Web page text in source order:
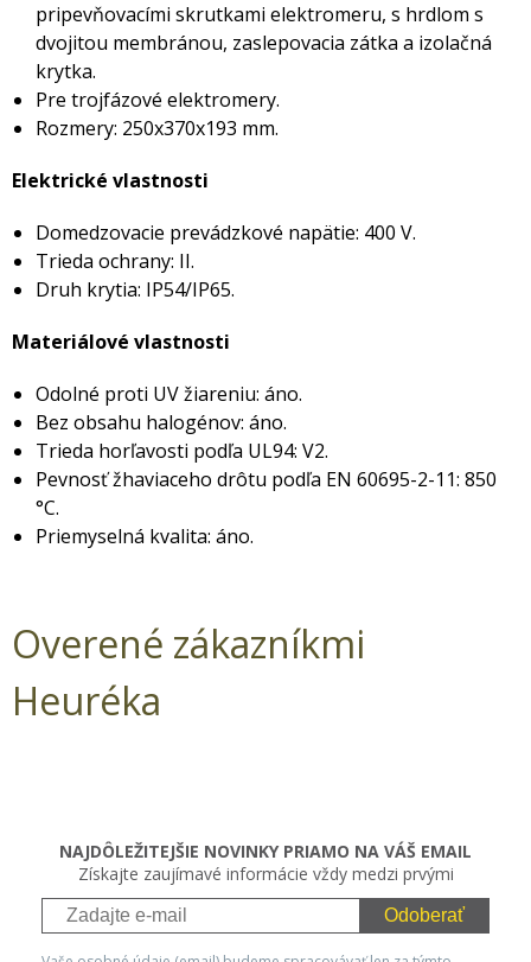
pripevňovacími skrutkami elektromeru, s hrdlom s
dvojitou membránou, zaslepovacia zátka a izolačná
krytka.
Pre trojfázové elektromery.
Rozmery: 250x370x193 mm.
Elektrické vlastnosti
Domedzovacie prevádzkové napätie: 400 V.
Trieda ochrany: II.
Druh krytia: IP54/IP65.
Materiálové vlastnosti
Odolné proti UV žiareniu: áno.
Bez obsahu halogénov: áno.
Trieda horľavosti podľa UL94: V2.
Pevnosť žhaviaceho drôtu podľa EN 60695-2-11: 850
°C.
Priemyselná kvalita: áno.
Overené zákazníkmi
Heuréka
NAJDÔLEŽITEJŠIE NOVINKY PRIAMO NA VÁŠ EMAIL
Získajte zaujímavé informácie vždy medzi prvými
Odoberať